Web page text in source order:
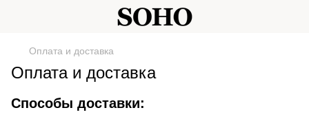
Оплата и доставка
Оплата и доставка
Способы доставки: